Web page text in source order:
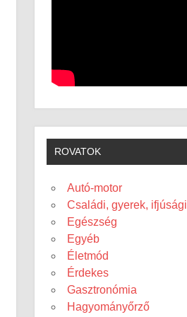
ROVATOK
Autó-motor
Családi, gyerek, ifjúsági
Egészség
Egyéb
Életmód
Érdekes
Gasztronómia
Hagyományőrző